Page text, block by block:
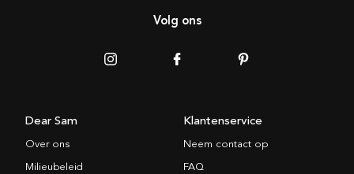
Volg ons
Dear Sam
Over ons
Milieubeleid
Klantenservice
Neem contact op
FAQ